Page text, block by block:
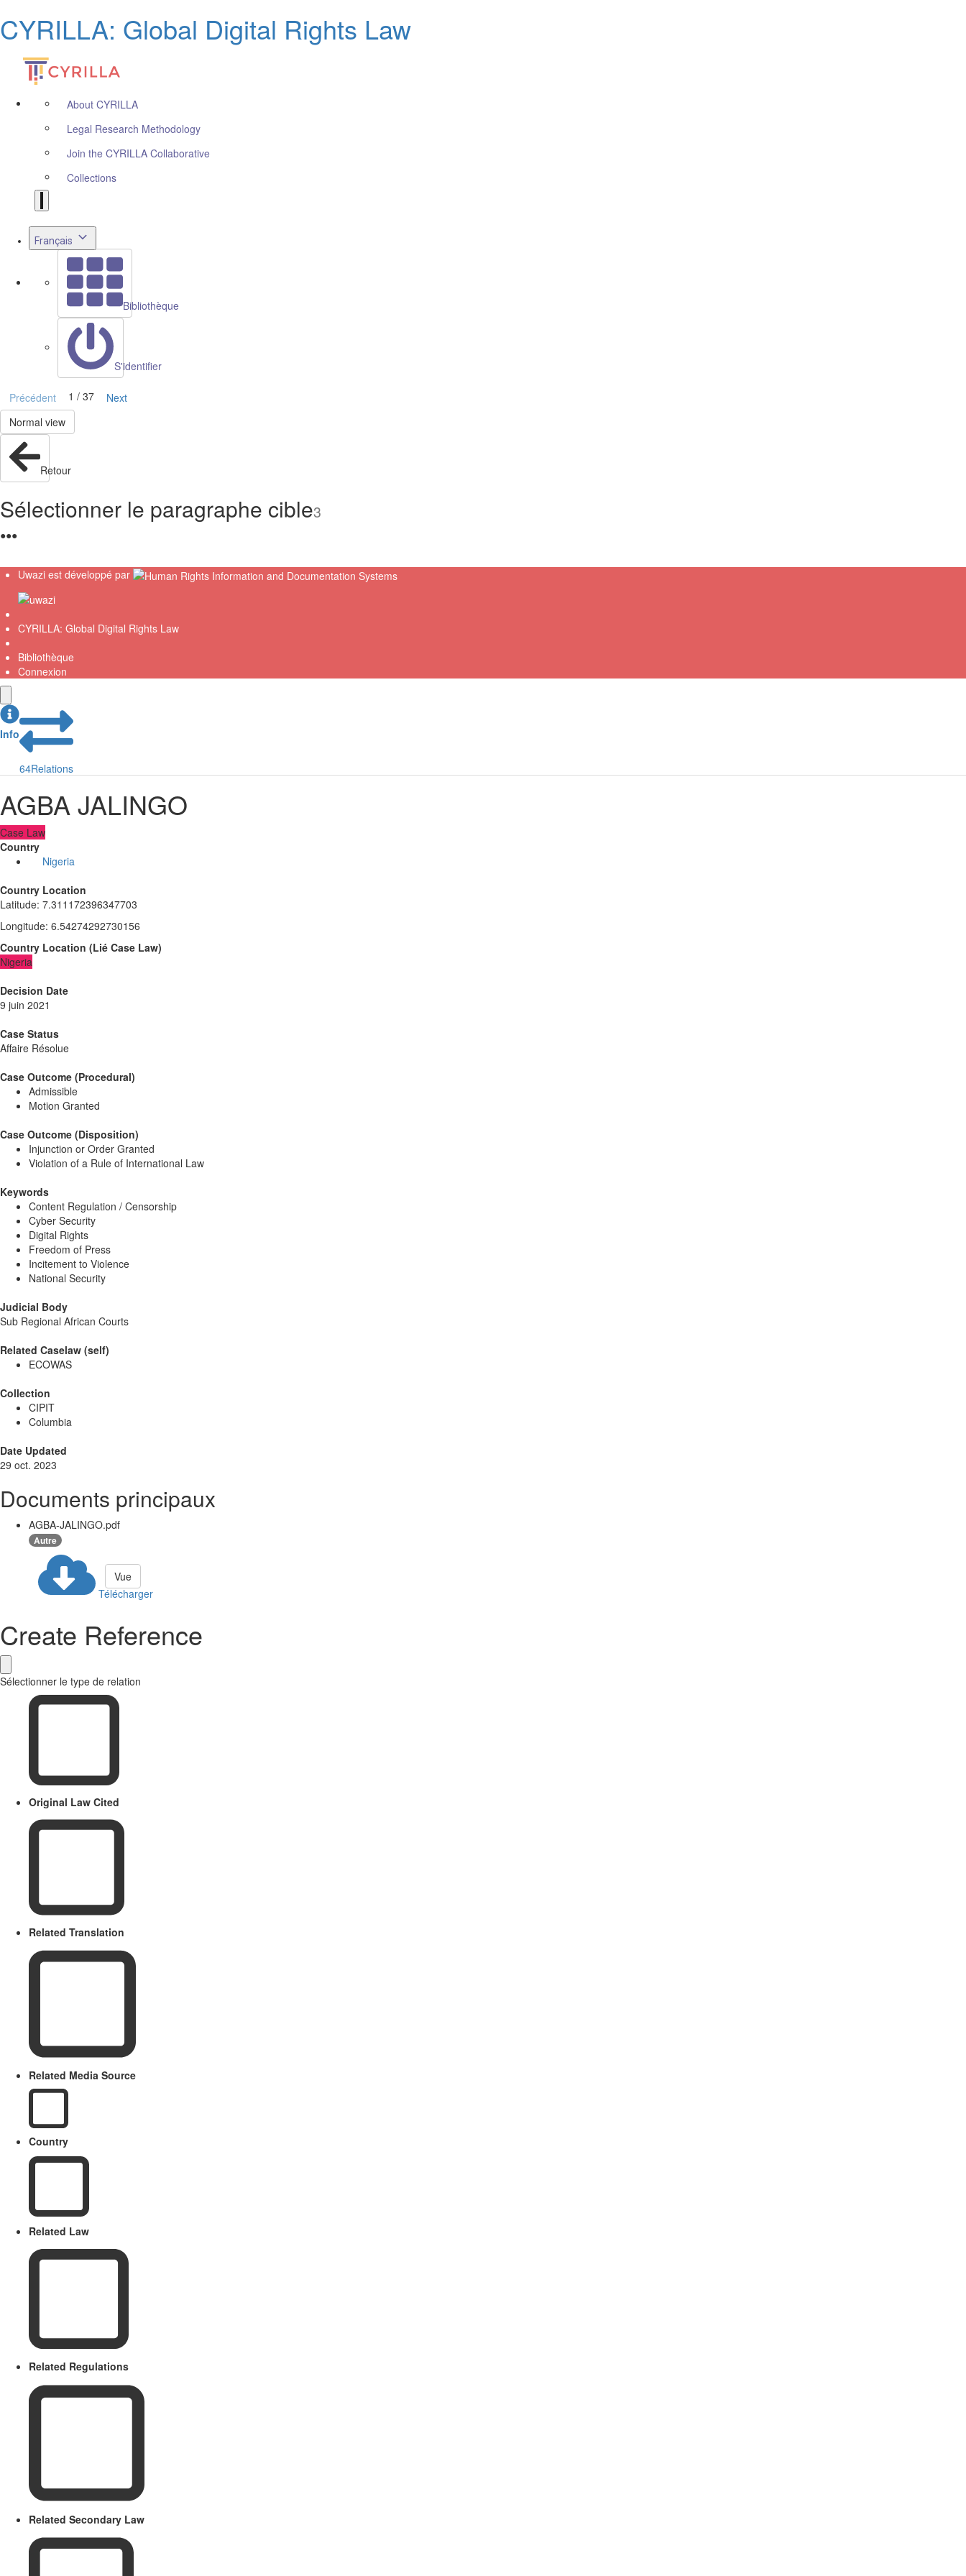
CYRILLA: Global Digital Rights Law
About CYRILLA
Legal Research Methodology
Join the CYRILLA Collaborative
Collections
Français
Bibliothèque
S'identifier
Précédent 1 / 37
Next
Normal view
Retour
Sélectionner le paragraphe cible3
●●●
Uwazi est développé par
CYRILLA: Global Digital Rights Law
Bibliothèque
Connexion
Info
64Relations
AGBA JALINGO
Case Law
Country
Nigeria
Country Location
Latitude: 7.311172396347703
Longitude: 6.54274292730156
Country Location (Lié Case Law)
Nigeria
Decision Date
9 juin 2021
Case Status
Affaire Résolue
Case Outcome (Procedural)
Admissible
Motion Granted
Case Outcome (Disposition)
Injunction or Order Granted
Violation of a Rule of International Law
Keywords
Content Regulation / Censorship
Cyber Security
Digital Rights
Freedom of Press
Incitement to Violence
National Security
Judicial Body
Sub Regional African Courts
Related Caselaw (self)
ECOWAS
Collection
CIPIT
Columbia
Date Updated
29 oct. 2023
Documents principaux
AGBA-JALINGO.pdf
Autre
Télécharger
Vue
Create Reference
Sélectionner le type de relation
Original Law Cited
Related Translation
Related Media Source
Country
Related Law
Related Regulations
Related Secondary Law